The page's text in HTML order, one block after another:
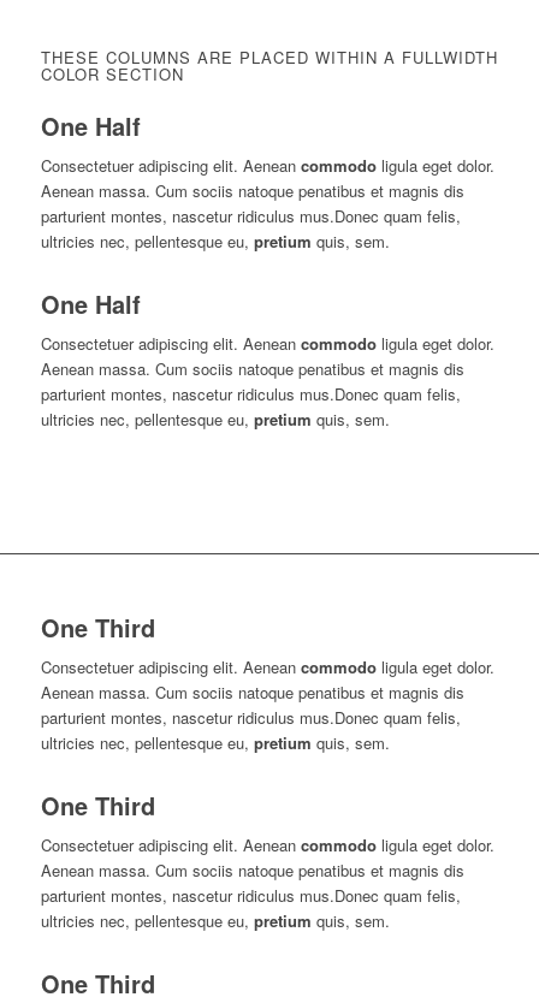
THESE COLUMNS ARE PLACED WITHIN A FULLWIDTH
COLOR SECTION
One Half
Consectetuer adipiscing elit. Aenean commodoligula eget dolor.
Aenean massa. Cum sociis natoque penatibus et magnis dis
parturient montes, nascetur ridiculus mus.Donec quam felis,
ultricies nec, pellentesque eu, pretium quis, sem.
One Half
Consectetuer adipiscing elit. Aenean commodoligula eget dolor.
Aenean massa. Cum sociis natoque penatibus et magnis dis
parturient montes, nascetur ridiculus mus.Donec quam felis,
ultricies nec, pellentesque eu, pretium quis, sem.
One Third
Consectetuer adipiscing elit. Aenean commodoligula eget dolor.
Aenean massa. Cum sociis natoque penatibus et magnis dis
parturient montes, nascetur ridiculus mus.Donec quam felis,
ultricies nec, pellentesque eu, pretium quis, sem.
One Third
Consectetuer adipiscing elit. Aenean commodoligula eget dolor.
Aenean massa. Cum sociis natoque penatibus et magnis dis
parturient montes, nascetur ridiculus mus.Donec quam felis,
ultricies nec, pellentesque eu, pretium quis, sem.
One Third